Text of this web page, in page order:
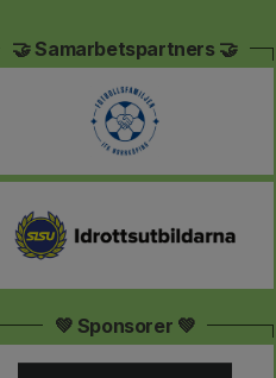
🤝 Samarbetspartners 🤝
💚 Sponsorer 💚